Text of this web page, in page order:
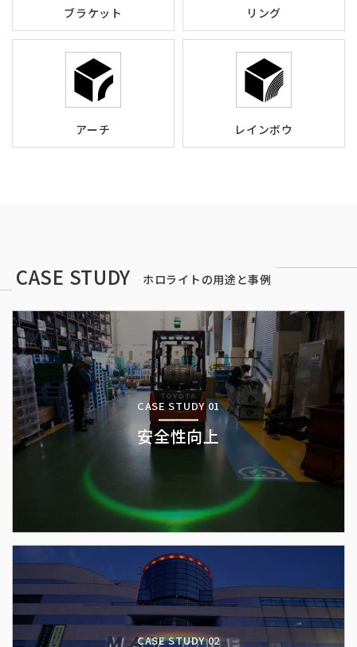
ブラケット リング
アーチ レインボウ
CASE STUDY ホロライトの用途と事例
CASE STUDY 01
安全性向上
CASE STUDY 02